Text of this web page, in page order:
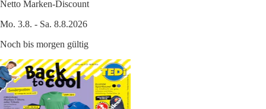
Netto Marken-Discount
Mo. 3.8. - Sa. 8.8.2026
Noch bis morgen gültig